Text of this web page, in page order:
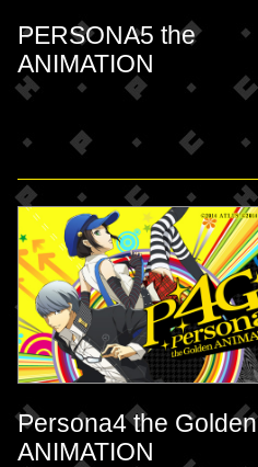
PERSONA5 the
ANIMATION
Persona4 the Golden
ANIMATION